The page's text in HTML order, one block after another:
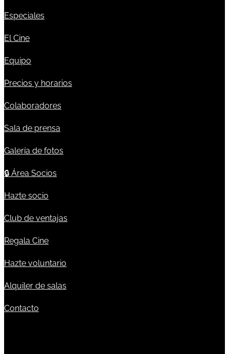
Especiales
El Cine
Equipo
Precios y horarios
Colaboradores
Sala de prensa
Galería de fotos
🔒 Área Socios
Hazte socio
Club de ventajas
Regala Cine
Hazte voluntario
Alquiler de salas
Contacto